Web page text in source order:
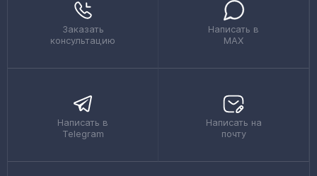
Заказать
консультацию
Написать в
MAX
Написать в
Telegram
Написать на
почту